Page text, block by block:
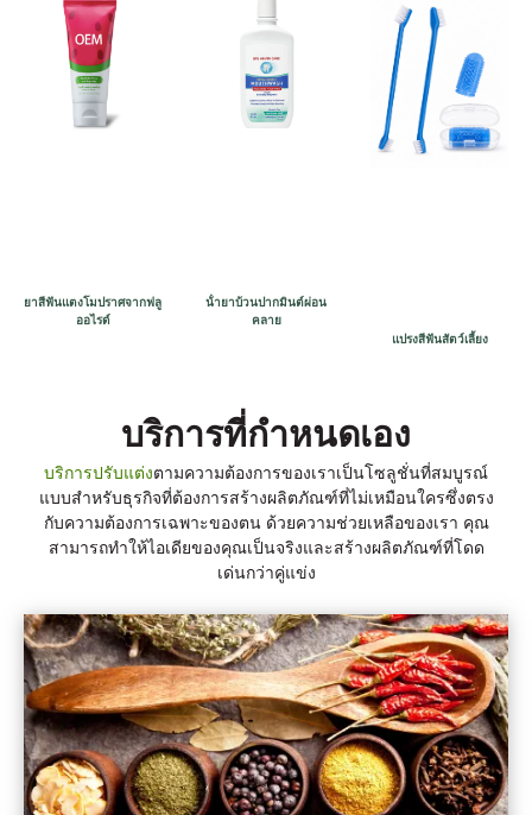
ยาสีฟันแตงโมปราศจากฟลู
ออไรด์
น้ํายาบ้วนปากมินต์ผ่อน
คลาย
แปรงสีฟันสัตว์เลี้ยง
บริการที่กําหนดเอง
บริการปรับแต่งตามความต้องการของเราเป็นโซลูชั่นที่สมบูรณ์
แบบสําหรับธุรกิจที่ต้องการสร้างผลิตภัณฑ์ที่ไม่เหมือนใครซึ่งตรง
กับความต้องการเฉพาะของตน ด้วยความช่วยเหลือของเรา คุณ
สามารถทําให้ไอเดียของคุณเป็นจริงและสร้างผลิตภัณฑ์ที่โดด
เด่นกว่าคู่แข่ง